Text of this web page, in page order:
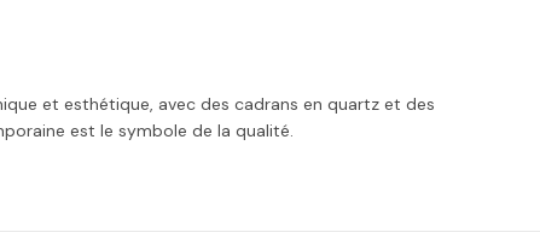
et esthétique, avec des cadrans en quartz et des
est le symbole de la qualité.